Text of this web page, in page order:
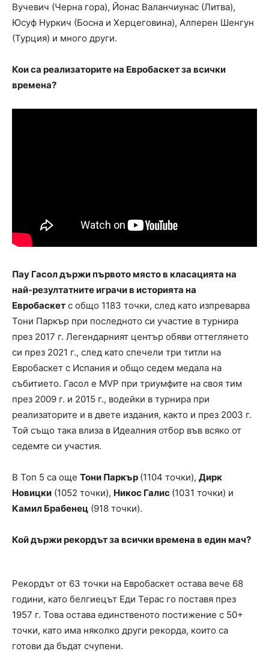
Вучевич (Черна гора), Йонас Валанчиунас (Литва),
Юсуф Нуркич (Босна и Херцеговина), Алперен Шенгун
(Турция) и много други.
Кои са реализаторите на Евробаскет за всички
времена?
Пау Гасол държи първото място в класацията на
най-резултатните играчи в историята на
Евробаскет с общо 1183 точки, след като изпреварва
Тони Паркър при последното си участие в турнира
през 2017 г. Легендарният център обяви оттеглянето
си през 2021 г., след като спечели три титли на
Евробаскет с Испания и общо седем медала на
събитието. Гасол е MVP при триумфите на своя тим
през 2009 г. и 2015 г., водейки в турнира при
реализаторите и в двете издания, както и през 2003 г.
Той също така влиза в Идеалния отбор във всяко от
седемте си участия.
В Топ 5 са още Тони Паркър (1104 точки), Дирк
Новицки (1052 точки), Никос Галис (1031 точки) и
Камил Брабенец (918 точки).
Кой държи рекордът за всички времена в един мач?
Рекордът от 63 точки на Евробаскет остава вече 68
години, като белгиецът Еди Терас го поставя през
1957 г. Това остава единственото постижение с 50+
точки, като има няколко други рекорда, които са
готови да бъдат счупени.